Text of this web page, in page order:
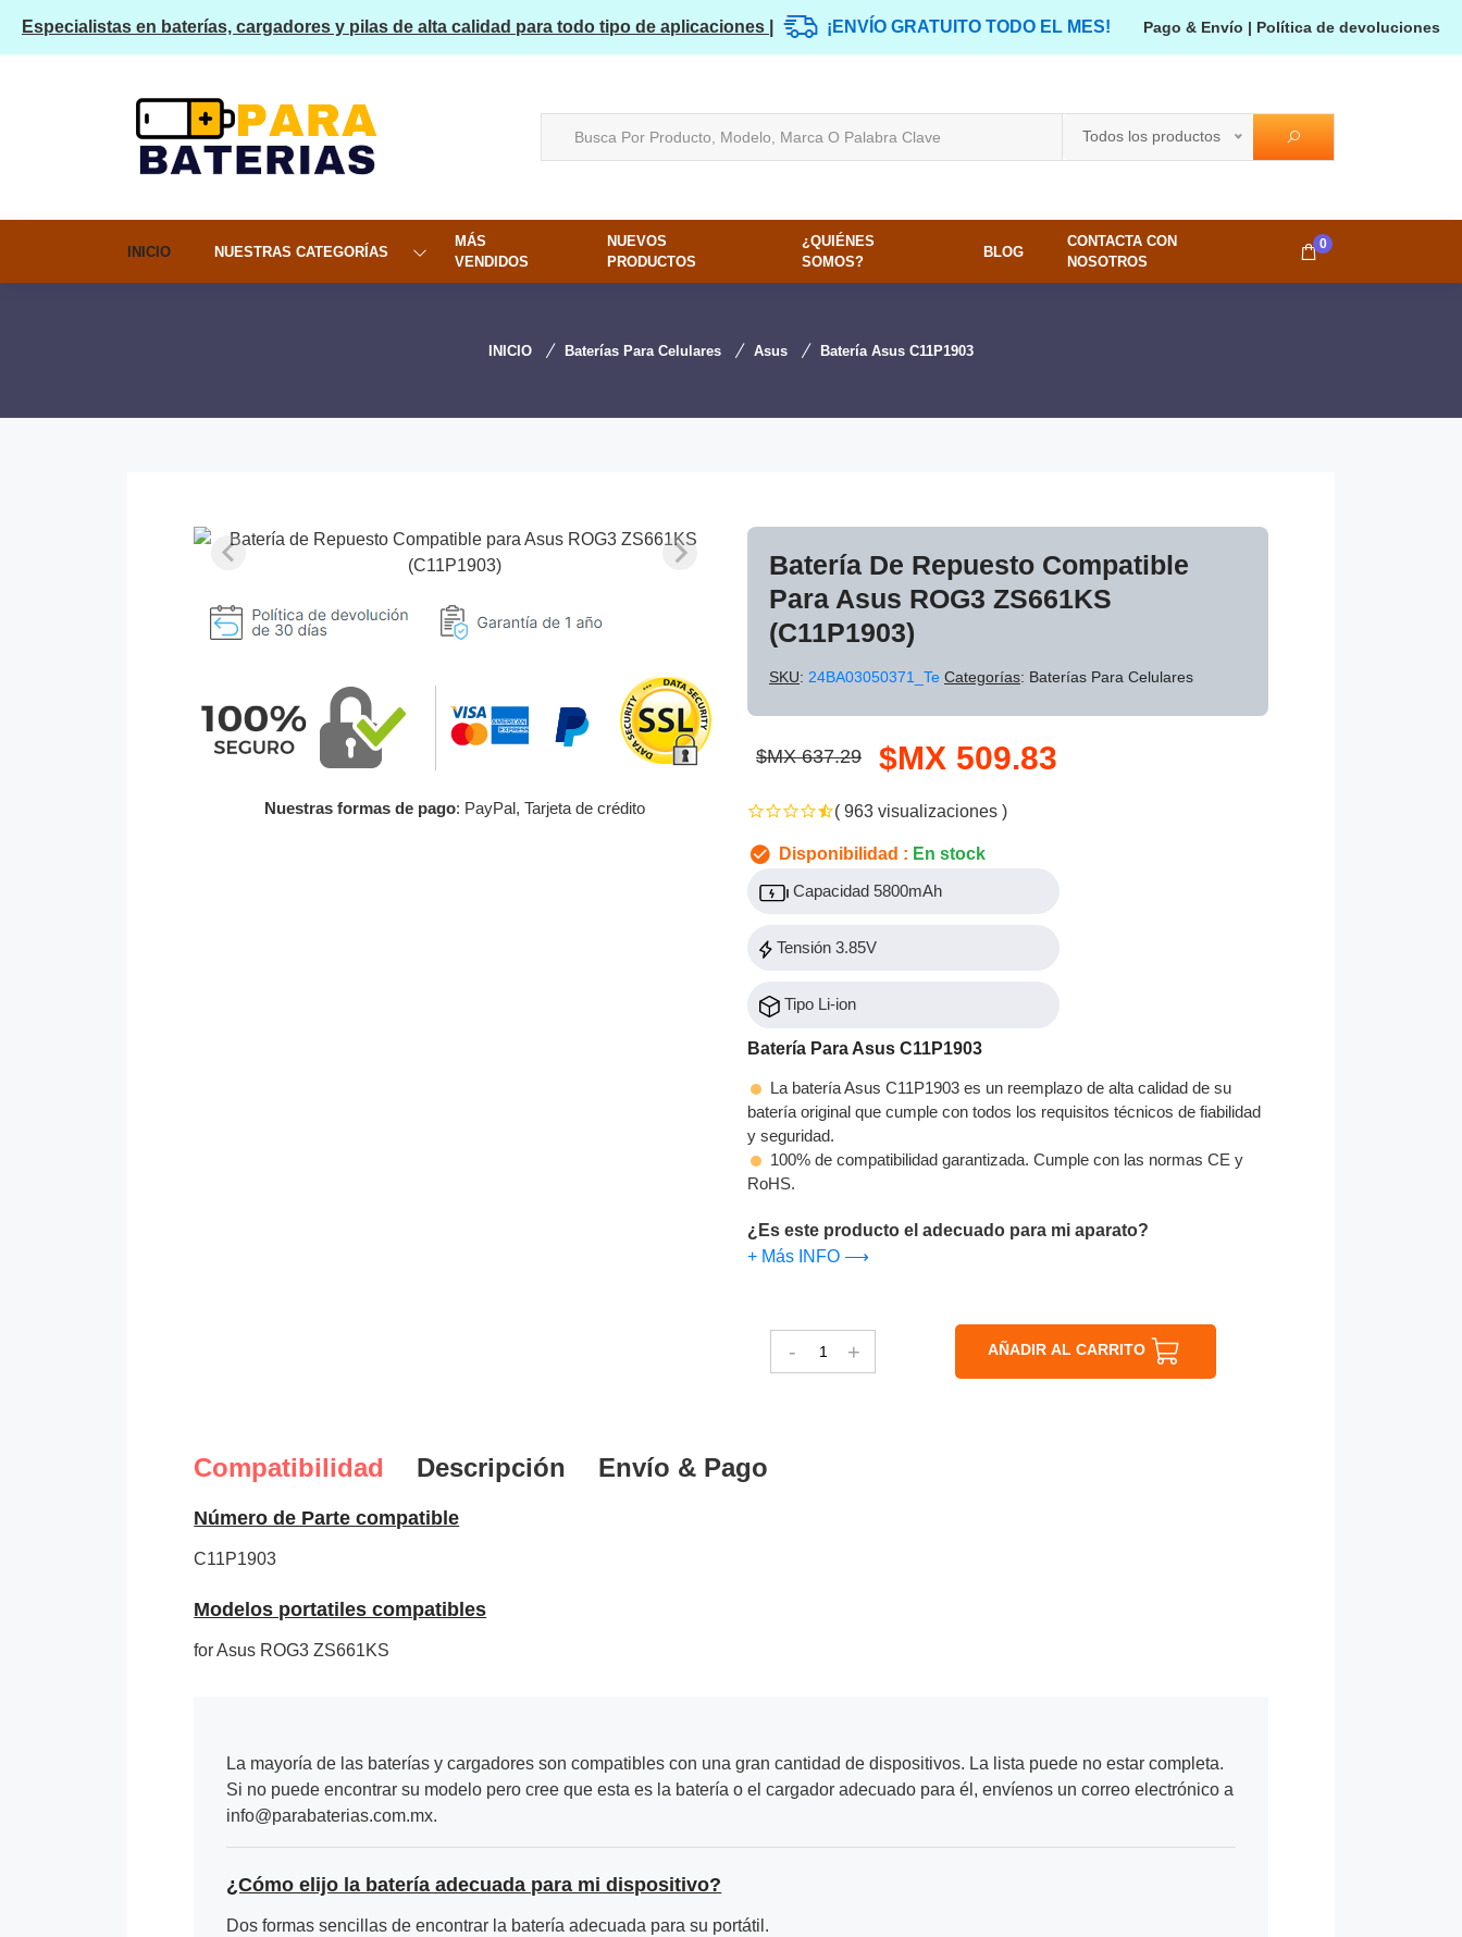
Especialistas en baterías, cargadores y pilas de alta calidad para todo tipo de aplicaciones | ¡ENVÍO GRATUITO TODO EL MES! Pago & Envío | Política de devoluciones
Todos los productos
INICIO NUESTRAS CATEGORÍAS
MÁS
VENDIDOS
NUEVOS
PRODUCTOS
¿QUIÉNES
SOMOS?
BLOG
CONTACTA CON
NOSOTROS
0
INICIO Baterías Para Celulares Asus Batería Asus C11P1903
Nuestras formas de pago: PayPal, Tarjeta de crédito
Batería De Repuesto Compatible
Para Asus ROG3 ZS661KS
(C11P1903)
SKU: 24BA03050371_Te Categorías: Baterías Para Celulares
$MX 637.29 $MX 509.83
( 963 visualizaciones )
Disponibilidad : En stock
Capacidad 5800mAh
Tensión 3.85V
Tipo Li-ion
Batería Para Asus C11P1903
La batería Asus C11P1903 es un reemplazo de alta calidad de su
batería original que cumple con todos los requisitos técnicos de fiabilidad
y seguridad.
100% de compatibilidad garantizada. Cumple con las normas CE y
RoHS.
¿Es este producto el adecuado para mi aparato?
+ Más INFO ⟶
- + AÑADIR AL CARRITO
Compatibilidad Descripción Envío & Pago
Número de Parte compatible
C11P1903
Modelos portatiles compatibles
for Asus ROG3 ZS661KS
La mayoría de las baterías y cargadores son compatibles con una gran cantidad de dispositivos. La lista puede no estar completa.
Si no puede encontrar su modelo pero cree que esta es la batería o el cargador adecuado para él, envíenos un correo electrónico a
info@parabaterias.com.mx.
¿Cómo elijo la batería adecuada para mi dispositivo?
Dos formas sencillas de encontrar la batería adecuada para su portátil.